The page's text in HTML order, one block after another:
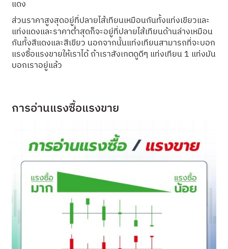
แดง
ส่วนราคาสูงสุดอยู่ที่ปลายไส้เทียนเหมือนกันทั้งแท่งเขียวและ
แท่งแดงและราคาต่ำสุดก็จะอยู่ที่ปลายไส้เทียนด้านล่างเหมือน
กันทั้งสีแดงและสีเขียว นอกจากนั้นแท่งเทียนสามารถที่จะบอก
แรงซื้อแรงขายให้เราได้ ถ้าเราสังเกตดูดีๆ แท่งเทียน 1 แท่งมัน
บอกเราอยู่แล้ว
การอ่านแรงซื้อแรงขาย